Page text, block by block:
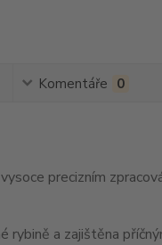
Komentáře 0
precizním
rybině a zajištěna